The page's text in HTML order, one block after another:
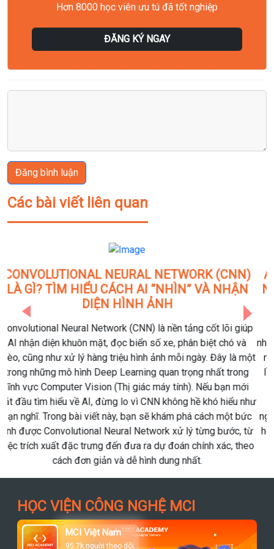
Hơn 8000 học viên ưu tú đã tốt nghiệp
ĐĂNG KÝ NGAY
Đăng bình luận
Các bài viết liên quan
AZURE DATABRICKS THÁNG 6/2026: 10 CẬP
NHẬT QUAN TRỌNG DOANH NGHIỆP DATA &
AI KHÔNG NÊN BỎ LỠ
Azure Databricks tiếp tục khẳng định vị thế là một trong
những nền tảng Data & AI hàng đầu khi công bố hàng loạt tính
năng mới trong bản cập nhật tháng 6/2026. Những cải tiến
lần này không chỉ tập trung vào AI Agents mà còn mở rộng
khả năng tích hợp với Microsoft Fabric, OneLake, Unity
Catalog và nhiều nguồn dữ liệu doanh nghiệp. Nếu doanh
nghiệp đang triển khai Modern Data Platform hoặc xây dựng
hệ thống AI nội bộ, đây là những cập nhật đáng để theo dõi.
Previous
HỌC VIỆN CÔNG NGHỆ MCI
MCI Việt Nam
95.7k người theo dõi